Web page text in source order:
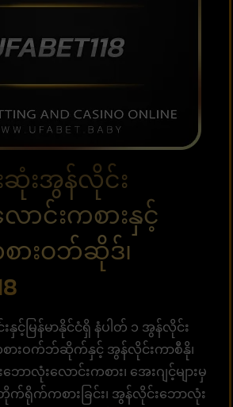
းအွန်လိုင်း
ာင်းကစားနှင့်
ားဝဘ်ဆိုဒ်၊
းနှင့်မြန်မာနိုင်ငံရှိ နံပါတ် ၁ အွန်လိုင်း
ားဝက်ဘ်ဆိုက်နှင့် အွန်လိုင်းကာစီနို၊
ောလုံးလောင်းကစား၊ အေးဂျင့်များမှ
က်ကစားခြင်း၊ အွန်လိုင်းဘောလုံး